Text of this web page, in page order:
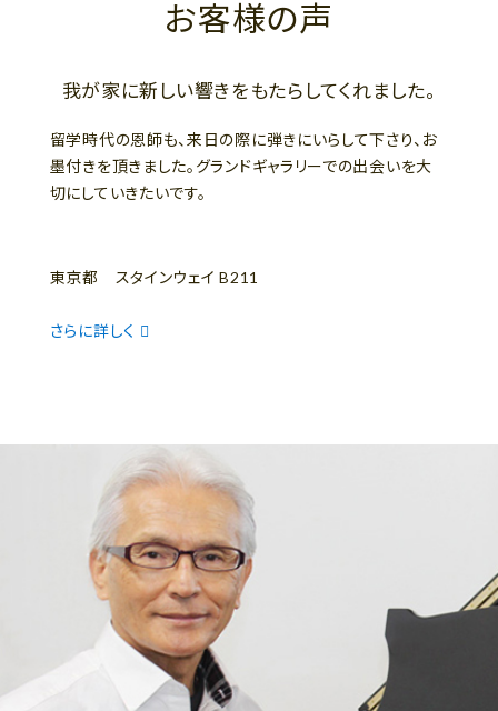
お客様の声
我が家に新しい響きをもたらしてくれました。
留学時代の恩師も、来日の際に弾きにいらして下さり、お
墨付きを頂きました。グランドギャラリーでの出会いを大
切にしていきたいです。
東京都 スタインウェイ B211
さらに詳しく